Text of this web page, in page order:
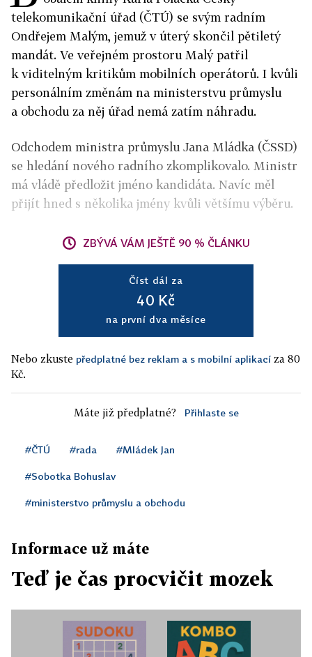
telekomunikační úřad (ČTÚ) se svým radním
Ondřejem Malým, jemuž v úterý skončil pětiletý
mandát. Ve veřejném prostoru Malý patřil
k viditelným kritikům mobilních operátorů. I kvůli
personálním změnám na ministerstvu průmyslu
a obchodu za něj úřad nemá zatím náhradu.
Odchodem ministra průmyslu Jana Mládka (ČSSD)
se hledání nového radního zkomplikovalo. Ministr
má vládě předložit jméno kandidáta. Navíc měl
přijít hned s několika jmény kvůli většímu výběru.
ZBÝVÁ VÁM JEŠTĚ 90 % ČLÁNKU
Číst dál za
40 Kč
na první dva měsíce
Nebo zkuste předplatné bez reklam a s mobilní aplikací za 80
Kč.
Máte již předplatné? Přihlaste se
#ČTÚ #rada #Mládek Jan
#Sobotka Bohuslav
#ministerstvo průmyslu a obchodu
Informace už máte
Teď je čas procvičit mozek